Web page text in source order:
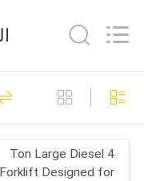
الصفحة
الرئيسية
منتجات
Machinery
Co.,Ltd.
Reserved.
مكدس
الكهربائي
140
4 Ton Large Diesel
Forklift Designed for